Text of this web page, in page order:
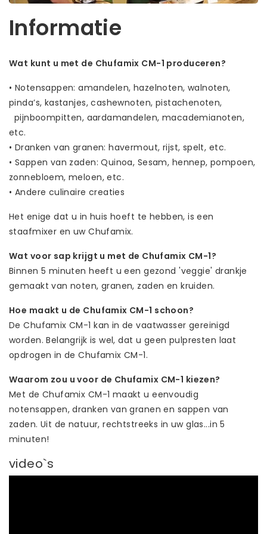
Informatie
Wat kunt u met de Chufamix CM-1 produceren?
• Notensappen: amandelen, hazelnoten, walnoten,
pinda’s, kastanjes, cashewnoten, pistachenoten,
pijnboompitten, aardamandelen, macademianoten,
etc.
• Dranken van granen: havermout, rijst, spelt, etc.
• Sappen van zaden: Quinoa, Sesam, hennep, pompoen,
zonnebloem, meloen, etc.
• Andere culinaire creaties
Het enige dat u in huis hoeft te hebben, is een
staafmixer en uw Chufamix.
Wat voor sap krijgt u met de Chufamix CM-1?
Binnen 5 minuten heeft u een gezond 'veggie' drankje
gemaakt van noten, granen, zaden en kruiden.
Hoe maakt u de Chufamix CM-1 schoon?
De Chufamix CM-1 kan in de vaatwasser gereinigd
worden. Belangrijk is wel, dat u geen pulpresten laat
opdrogen in de Chufamix CM-1.
Waarom zou u voor de Chufamix CM-1 kiezen?
Met de Chufamix CM-1 maakt u eenvoudig
notensappen, dranken van granen en sappen van
zaden. Uit de natuur, rechtstreeks in uw glas...in 5
minuten!
video`s